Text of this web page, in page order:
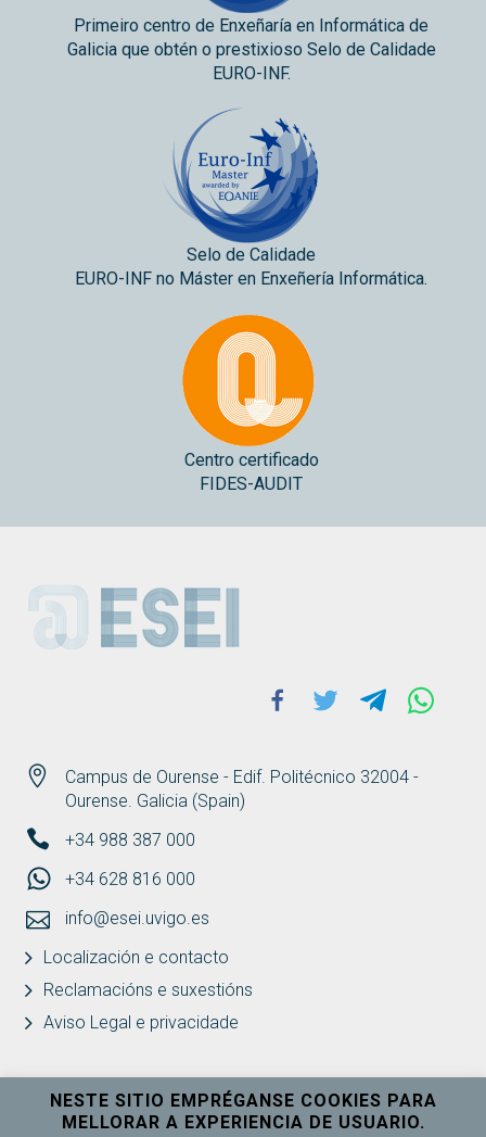
Primeiro centro de Enxeñaría en Informática de
Galicia que obtén o prestixioso Selo de Calidade
EURO-INF.
Selo de Calidade
EURO-INF no Máster en Enxeñería Informática.
Centro certificado
FIDES-AUDIT
ESEI
Campus de Ourense - Edif. Politécnico 32004 -
Ourense. Galicia (Spain)
+34 988 387 000
+34 628 816 000
info@esei.uvigo.es
Localización e contacto
Reclamacións e suxestións
Aviso Legal e privacidade
Facebook
Twitter Telegram
NESTE SITIO EMPRÉGANSE COOKIES PARA
MELLORAR A EXPERIENCIA DE USUARIO.